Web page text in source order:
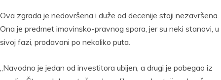
Ova zgrada je nedovršena i duže od decenije stoji nezavršena.
Ona je predmet imovinsko-pravnog spora, jer su neki stanovi, u
sivoj fazi, prodavani po nekoliko puta.
„Navodno je jedan od investitora ubijen, a drugi je pobegao iz